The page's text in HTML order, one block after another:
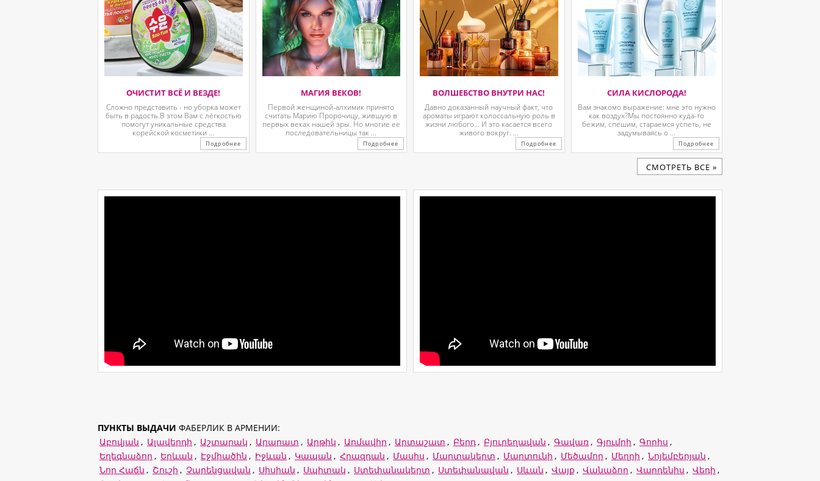
ОЧИСТИТ ВСЁ И ВЕЗДЕ!
Сложно представить - но уборка может
быть в радость.В этом Вам с лёгкостью
помогут уникальные средства
корейской косметики ...
Подробнее
МАГИЯ ВЕКОВ!
Первой женщиной-алхимик принято
считать Марию Пророчицу, жившую в
первых веках нашей эры. Но многие ее
последовательницы так ...
Подробнее
ВОЛШЕБСТВО ВНУТРИ НАС!
Давно доказанный научный факт, что
ароматы играют колоссальную роль в
жизни любого… И это касается всего
живого вокруг. ...
Подробнее
СИЛА КИСЛОРОДА!
Вам знакомо выражение: мне это нужно
как воздух?Мы постоянно куда-то
бежим, спешим, стараемся успеть, не
задумываясь о ...
Подробнее
CМОТРЕТЬ ВСЕ »
ПУНКТЫ ВЫДАЧИ ФАБЕРЛИК В АРМЕНИИ:
Աբովյան , Ալավերդի , Աշտարակ , Արարատ , Արթիկ , Արմավիր , Արտաշատ , Բերդ, Բյուրեղավան , Գավառ, Գյումրի , Գորիս ,
Եղեգնաձոր , Երևան , Էջմիածին , Իջևան , Կապան , Հրազդան , Մասիս , Մարտակերտ , Մարտունի , Մեծամոր , Մեղրի , Նոյեմբերյան ,
Նոր Հաճն , Շուշի , Չարենցավան , Սիսիան , Սպիտակ , Ստեփանակերտ , Ստեփանավան , Սևան , Վայք , Վանաձոր , Վարդենիս , Վեդի ,